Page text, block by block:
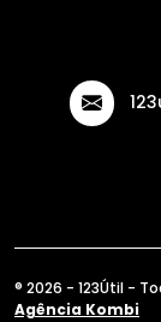
® 2026 - 123Útil -
Agência Kombi